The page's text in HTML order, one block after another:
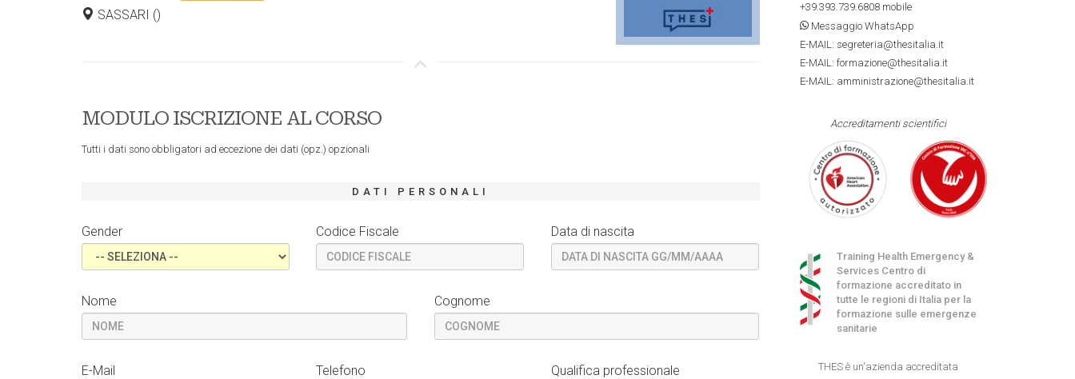
SASSARI ()
MODULO ISCRIZIONE AL CORSO
Tutti i dati sono obbligatori ad eccezione dei dati (opz.) opzionali
DATI PERSONALI
Gender Codice Fiscale Data di nascita
Nome Cognome
E-Mail Telefono Qualifica professionale
+39.393.739.6808mobile
Messaggio WhatsApp
E-MAIL: segreteria@thesitalia.it
E-MAIL: formazione@thesitalia.it
E-MAIL: amministrazione@thesitalia.it
Accreditamenti scientifici
Training Health Emergency &
Services Centro di
formazione accreditato in
tutte le regioni di Italia per la
formazione sulle emergenze
sanitarie
THES è un'azienda accreditata